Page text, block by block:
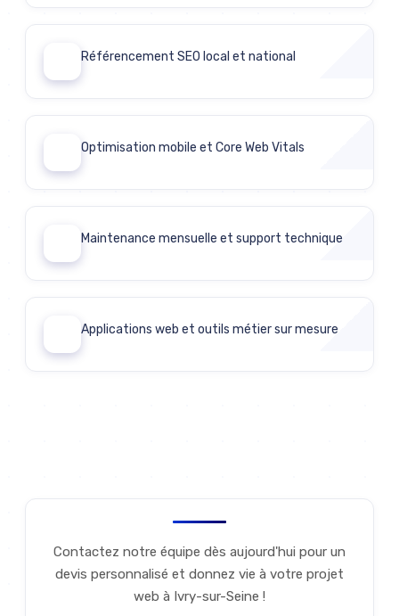
Référencement SEO local et national
Optimisation mobile et Core Web Vitals
Maintenance mensuelle et support technique
Applications web et outils métier sur mesure
Contactez notre équipe dès aujourd'hui pour un
devis personnalisé et donnez vie à votre projet
web à Ivry-sur-Seine !